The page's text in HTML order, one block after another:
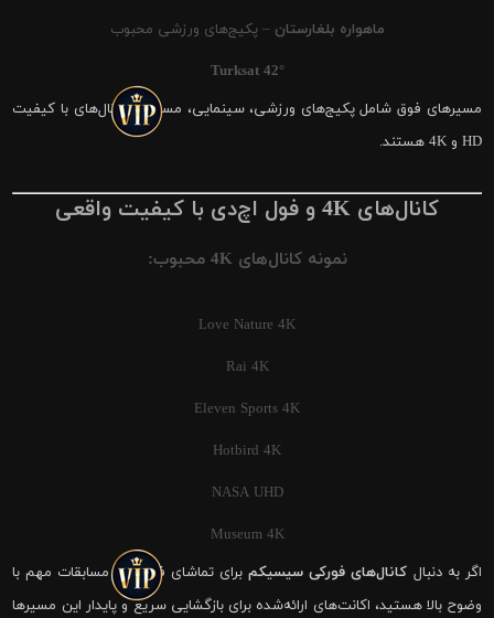
ماهواره بلغارستان – پکیج‌های ورزشی محبوب
Turksat 42°
مسیرهای فوق شامل پکیج‌های ورزشی، سینمایی، مستند و کانال‌های با کیفیت
HD و 4K هستند.
کانال‌های 4K و فول اچ‌دی با کیفیت واقعی
نمونه کانال‌های 4K محبوب:
Love Nature 4K
Rai 4K
Eleven Sports 4K
Hotbird 4K
NASA UHD
Museum 4K
اگر به دنبال کانال‌های فورکی سیسیکمبرای تماشای فوتبال و مسابقات مهم با
وضوح بالا هستید، اکانت‌های ارائه‌شده برای بازگشایی سریع و پایدار این مسیرها